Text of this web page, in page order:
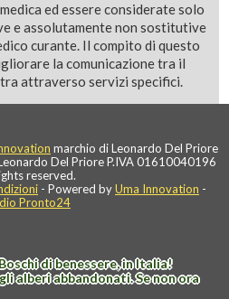
ed essere considerate solo
e assolutamente non sostitutive
curante. Il compito di questo
la comunicazione tra il
attraverso servizi specifici.
marchio di Leonardo Del Priore
Del Priore P.IVA 01610040196
reserved.
- Powered byUma Innovation -
Pronto24
di benessere, in Italia!
alberi abbandonati. Se non ora